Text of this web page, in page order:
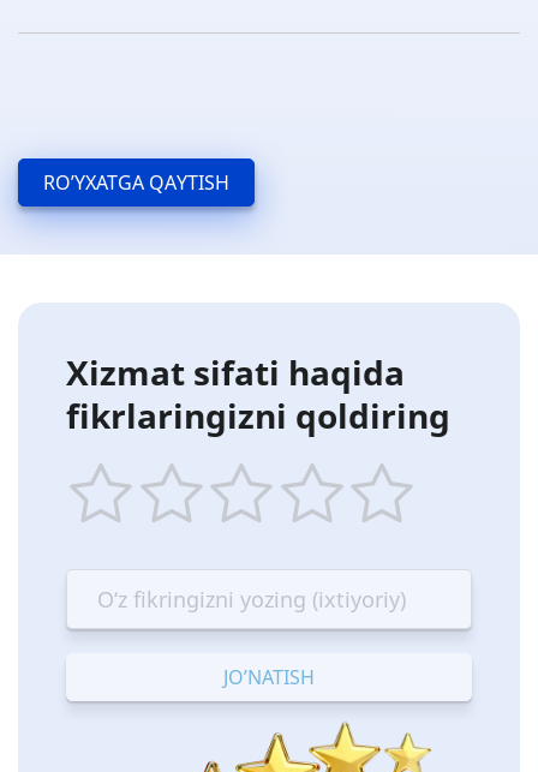
RO’YXATGA QAYTISH
Xizmat sifati haqida
fikrlaringizni qoldiring
star
Terrible
stars
—
Bad
stars
—
OK
stars
—
Good
stars
—
Excellent